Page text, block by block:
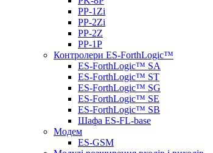
PP-1Zi
PP-2Zi
PP-2Z
PP-1P
Контролери ES-ForthLogic™
ES-ForthLogic™ SА
ES-ForthLogic™ SТ
ES-ForthLogic™ SG
ES-ForthLogic™ SE
ES-ForthLogic™ SB
Шафа ES-FL-base
Модем
ES-GSM